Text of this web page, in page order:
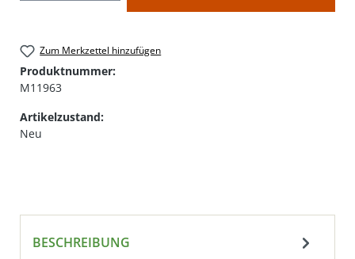
Zum Merkzettel hinzufügen
Produktnummer:
M11963
Artikelzustand:
Neu
BESCHREIBUNG